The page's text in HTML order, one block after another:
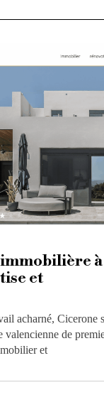
immobilière à
et
acharné, Cicerone
valencienne de
et